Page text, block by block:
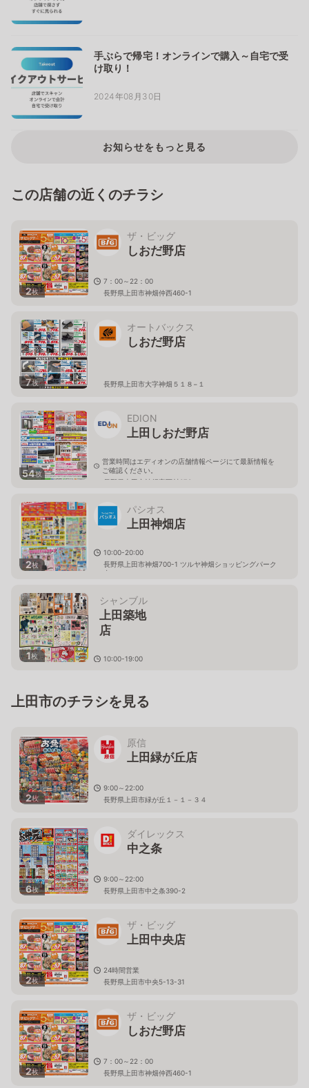
手ぶらで帰宅！オンラインで購入～自宅で受
け取り！
2024年08月30日
お知らせをもっと見る
この店舗の近くのチラシ
2枚
ザ・ビッグ
しおだ野店
7：00～22：00
長野県上田市神畑仲西460-1
7枚
オートバックス
しおだ野店
長野県上田市大字神畑５１８−１
54枚
EDION
上田しおだ野店
営業時間はエディオンの店舗情報ページにて最新情報を
ご確認ください。
長野県上田市神畑字西村373
2枚
パシオス
上田神畑店
10:00-20:00
長野県上田市神畑700-1 ツルヤ神畑ショッピングパーク
内
1枚
シャンブル
上田築地
店
10:00-19:00
上田市のチラシを見る
2枚
原信
上田緑が丘店
9:00～22:00
長野県上田市緑が丘１－１－３４
6枚
ダイレックス
中之条
9:00～22:00
長野県上田市中之条390-2
2枚
ザ・ビッグ
上田中央店
24時間営業
長野県上田市中央5-13-31
2枚
ザ・ビッグ
しおだ野店
7：00～22：00
長野県上田市神畑仲西460-1